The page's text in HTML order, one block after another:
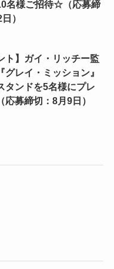
名様ご招待☆（応募締
）
ト】ガイ・リッチー監
グレイ・ミッション』
タンドを5名様にプレ
募締切：8月9日）